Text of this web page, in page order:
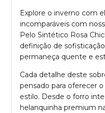
Explore o inverno com
incomparáveis com
Pelo Sintético Rosa
definição de
permaneça quente e
Cada detalhe deste
pensado para oferecer
estilo. Desde o forro
helanquinha premium